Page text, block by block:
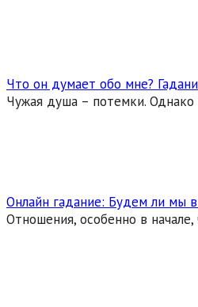
Что он думает обо мне?
Чужая душа – потемки. Однако
Онлайн гадание: Будем ли мы
Отношения, особенно в